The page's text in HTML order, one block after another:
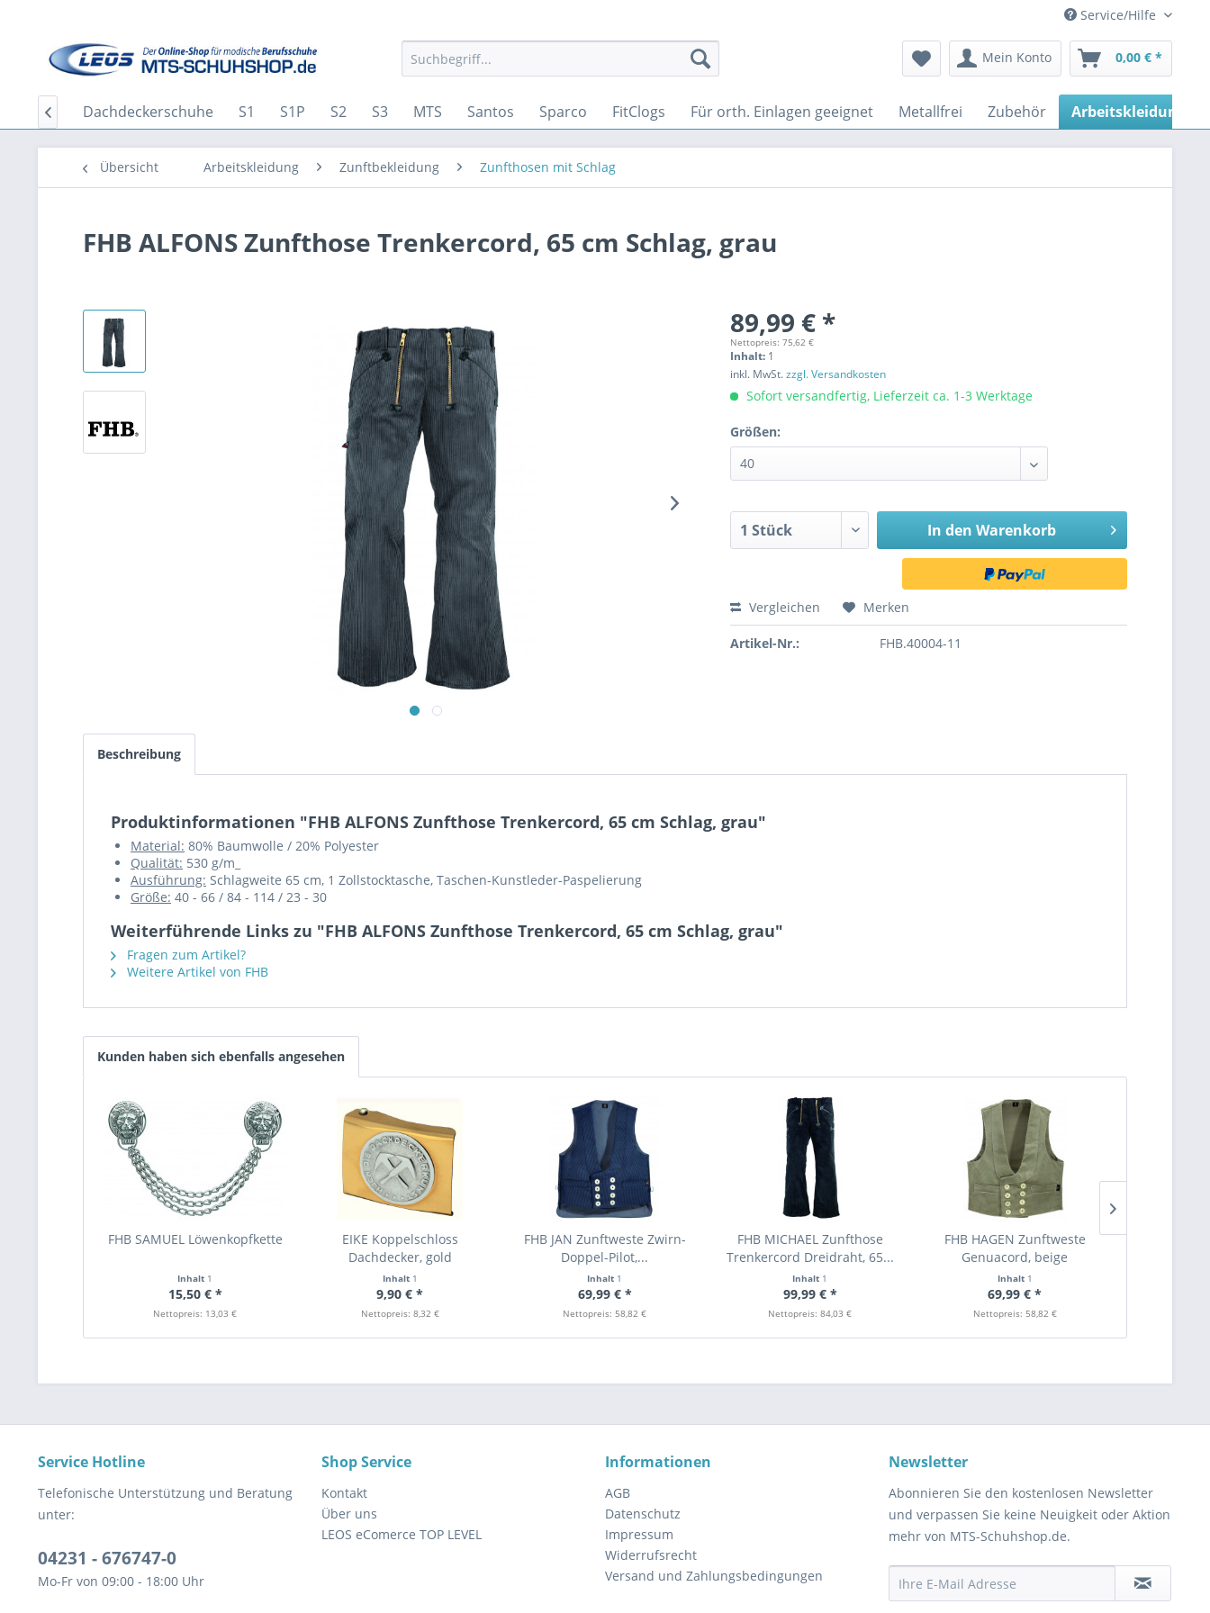
Service/Hilfe
Mein Konto 0,00 € *
Home Dachdeckerschuhe S1 S1P S2 S3 MTS Santos Sparco FitClogs Für orth. Einlagen geeignet Metallfrei Zubehör Arbeitskleidung

Übersicht Arbeitskleidung Zunftbekleidung Zunfthosen mit Schlag
FHB ALFONS Zunfthose Trenkercord, 65 cm Schlag, grau
89,99 € *
Nettopreis: 75,62 €
Inhalt: 1
inkl. MwSt.zzgl. Versandkosten
Sofort versandfertig, Lieferzeit ca. 1-3 Werktage
Größen:
In den Warenkorb
Vergleichen Merken
Artikel-Nr.: FHB.40004-11
Beschreibung
Produktinformationen "FHB ALFONS Zunfthose Trenkercord, 65 cm Schlag, grau"
Material: 80% Baumwolle / 20% Polyester
Qualität: 530 g/m_
Ausführung: Schlagweite 65 cm, 1 Zollstocktasche, Taschen-Kunstleder-Paspelierung
Größe: 40 - 66 / 84 - 114 / 23 - 30
Weiterführende Links zu "FHB ALFONS Zunfthose Trenkercord, 65 cm Schlag, grau"
Fragen zum Artikel?
Weitere Artikel von FHB
Kunden haben sich ebenfalls angesehen
FHB SAMUEL Löwenkopfkette
Inhalt 1
15,50 € *
Nettopreis: 13,03 €
EIKE Koppelschloss
Dachdecker, gold
Inhalt 1
9,90 € *
Nettopreis: 8,32 €
FHB JAN Zunftweste Zwirn-
Doppel-Pilot,...
Inhalt 1
69,99 € *
Nettopreis: 58,82 €
FHB MICHAEL Zunfthose
Trenkercord Dreidraht, 65...
Inhalt 1
99,99 € *
Nettopreis: 84,03 €
FHB HAGEN Zunftweste
Genuacord, beige
Inhalt 1
69,99 € *
Nettopreis: 58,82 €
Service Hotline
Telefonische Unterstützung und Beratung
unter:
04231 - 676747-0
Mo-Fr von 09:00 - 18:00 Uhr
Shop Service
Kontakt
Über uns
LEOS eComerce TOP LEVEL
Informationen
AGB
Datenschutz
Impressum
Widerrufsrecht
Versand und Zahlungsbedingungen
Newsletter
Abonnieren Sie den kostenlosen Newsletter
und verpassen Sie keine Neuigkeit oder Aktion
mehr von MTS-Schuhshop.de.